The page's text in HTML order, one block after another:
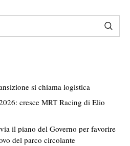
si chiama logistica
cresce MRT Racing di Elio
il piano del Governo per favorire
del parco circolante